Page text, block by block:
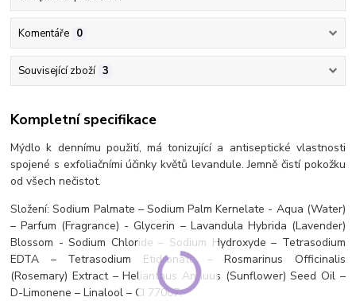
Komentáře 0
Související zboží 3
Kompletní specifikace
Mýdlo k dennímu použití, má tonizující a antiseptické vlastnosti
spojené s exfoliačními účinky květů levandule. Jemně čistí pokožku
od všech nečistot.
Složení: Sodium Palmate – Sodium Palm Kernelate - Aqua (Water)
– Parfum (Fragrance) - Glycerin – Lavandula Hybrida (Lavender)
Blossom - Sodium Chloride – Sodium Hydroxyde – Tetrasodium
EDTA – Tetrasodium Etidronate – Rosmarinus Officinalis
(Rosemary) Extract – Helianthus Annuus (Sunflower) Seed Oil –
D-Limonene – Linalool – CI 77007.